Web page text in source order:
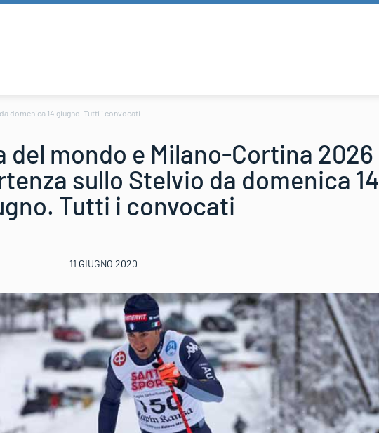
domenica 14 giugno. Tutti i convocati
del mondo e Milano-Cortina 2026
sullo Stelvio da domenica 14
Tutti i convocati
11 GIUGNO 2020